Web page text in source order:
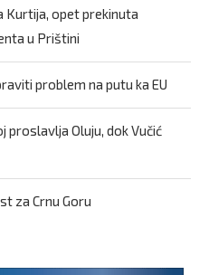
Kurtija, opet prekinuta
u Prištini
problem na putu ka EU
proslavlja Oluju, dok Vučić
za Crnu Goru